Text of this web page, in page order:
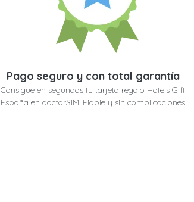
Pago seguro y con total garantía
Consigue en segundos tu tarjeta regalo Hotels Gift
España en doctorSIM. Fiable y sin complicaciones